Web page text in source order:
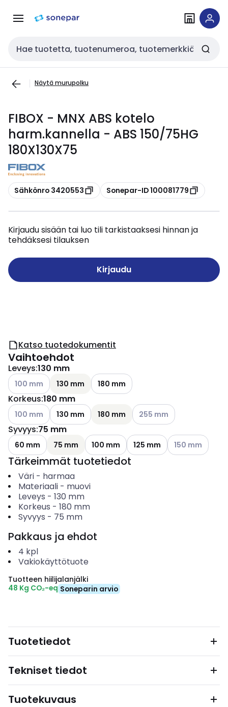
navigointiinsisältöön
Haku
Näytä murupolku
FIBOX - MNX ABS kotelo
harm.kannella - ABS 150/75HG
180X130X75
Kopioi
Sähkönro 3420553 Kopioi
Sonepar-ID 100081779
Kirjaudu sisään tai luo tili tarkistaaksesi hinnan ja
tehdäksesi tilauksen
Kirjaudu
Katso tuotedokumentit
Vaihtoehdot
Leveys:130 mm
Katso käytettävissä olevat vaihtoehdot
100 mm 130 mm 180 mm
Korkeus:180 mm
Katso käytettävissä olevat vaihtoehdot
100 mm 130 mm 180 mm Katso käytettävissä
255 mm
Syvyys:75 mm
60 mm 75 mm 100 mm 125 mm Katso
150 mm
Tärkeimmät tuotetiedot
Väri- harmaa
Materiaali- muovi
Leveys - 130 mm
Korkeus - 180 mm
Syvyys - 75 mm
Pakkaus ja ehdot
4 kpl
Vakiokäyttötuote
Tuotteen hiilijalanjälki
48 Kg CO₂-eq Soneparin arvio
Tuotetiedot
Tekniset tiedot
Tuotekuvaus